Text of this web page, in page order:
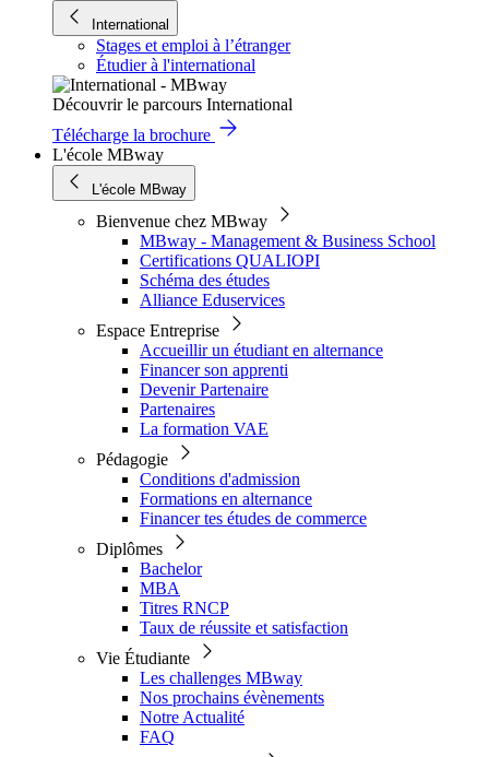
International
Stages et emploi à l’étranger
Étudier à l'international
Découvrir le parcours International
Télécharge la brochure
L'école MBway
L'école MBway
Bienvenue chez MBway
MBway - Management & Business School
Certifications QUALIOPI
Schéma des études
Alliance Eduservices
Espace Entreprise
Accueillir un étudiant en alternance
Financer son apprenti
Devenir Partenaire
Partenaires
La formation VAE
Pédagogie
Conditions d'admission
Formations en alternance
Financer tes études de commerce
Diplômes
Bachelor
MBA
Titres RNCP
Taux de réussite et satisfaction
Vie Étudiante
Les challenges MBway
Nos prochains évènements
Notre Actualité
FAQ